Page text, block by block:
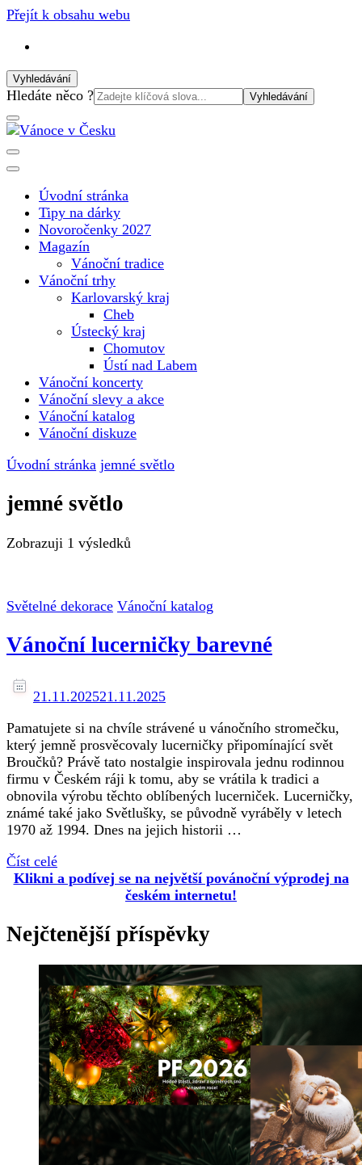
Přejít k obsahu webu
Vyhledávání
Vyhledat:
Hledáte něco ?
Vánoce v Česku
nejkrásnějším svátku v roce v České republice
Úvodní stránka
Tipy na dárky
Novoročenky 2027
Magazín
Vánoční tradice
Vánoční trhy
Karlovarský kraj
Cheb
Ústecký kraj
Chomutov
Ústí nad Labem
Vánoční koncerty
Vánoční slevy a akce
Vánoční katalog
Vánoční diskuze
Úvodní stránka jemné světlo
jemné světlo
Zobrazuji 1 výsledků
Světelné dekorace Vánoční katalog
Vánoční lucerničky barevné
21.11.202521.11.2025
Pamatujete si na chvíle strávené u vánočního stromečku,
který jemně prosvěcovaly lucerničky připomínající svět
Broučků? Právě tato nostalgie inspirovala jednu rodinnou
firmu v Českém ráji k tomu, aby se vrátila k tradici a
obnovila výrobu těchto oblíbených lucerniček. Lucerničky,
známé také jako Světlušky, se původně vyráběly v letech
1970 až 1994. Dnes na jejich historii …
Číst celé
Klikni a podívej se na největší povánoční výprodej na
českém internetu!
Nejčtenější příspěvky